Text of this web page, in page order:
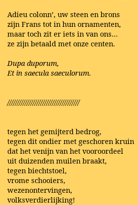
Adieu colonn’, uw steen en brons
zijn Frans tot in hun ornamenten,
maar toch zit er iets in van ons…
ze zijn betaald met onze centen.
Dupa duporum,
Et in saecula saeculorum.
/////////////////////////////////////
tegen het gemijterd bedrog,
tegen dit ondier met geschoren kruin
dat het venijn van het vooroordeel
uit duizenden muilen braakt,
tegen biechtstoel,
vrome schooiers,
wezenontervingen,
volksverdierlijking!